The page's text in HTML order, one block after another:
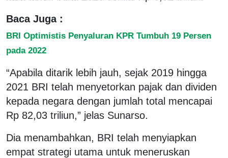
Baca Juga :
BRI Optimistis Penyaluran KPR Tumbuh 19 Persen
pada 2022
“Apabila ditarik lebih jauh, sejak 2019 hingga
2021 BRI telah menyetorkan pajak dan dividen
kepada negara dengan jumlah total mencapai
Rp 82,03 triliun,” jelas Sunarso.
Dia menambahkan, BRI telah menyiapkan
empat strategi utama untuk meneruskan